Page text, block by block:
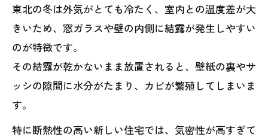
東北の冬は外気がとても冷たく、室内との温度差が大
きいため、窓ガラスや壁の内側に結露が発生しやすい
のが特徴です。
その結露が乾かないまま放置されると、壁紙の裏やサ
ッシの隙間に水分がたまり、カビが繁殖してしまいま
す。
特に断熱性の高い新しい住宅では、気密性が高すぎて